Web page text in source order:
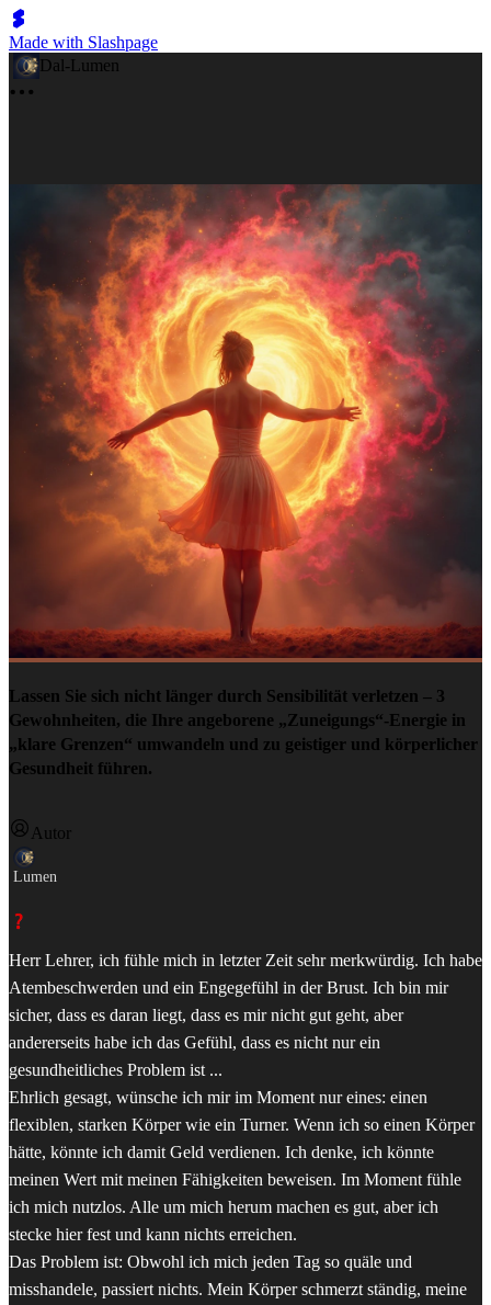
Made with Slashpage
Dal-Lumen
Lassen Sie sich nicht länger durch Sensibilität verletzen – 3
Gewohnheiten, die Ihre angeborene „Zuneigungs“-Energie in
„klare Grenzen“ umwandeln und zu geistiger und körperlicher
Gesundheit führen.
Autor
Lumen
Herr Lehrer, ich fühle mich in letzter Zeit sehr merkwürdig. Ich habe
Atembeschwerden und ein Engegefühl in der Brust. Ich bin mir
sicher, dass es daran liegt, dass es mir nicht gut geht, aber
andererseits habe ich das Gefühl, dass es nicht nur ein
gesundheitliches Problem ist ...
Ehrlich gesagt, wünsche ich mir im Moment nur eines: einen
flexiblen, starken Körper wie ein Turner. Wenn ich so einen Körper
hätte, könnte ich damit Geld verdienen. Ich denke, ich könnte
meinen Wert mit meinen Fähigkeiten beweisen. Im Moment fühle
ich mich nutzlos. Alle um mich herum machen es gut, aber ich
stecke hier fest und kann nichts erreichen.
Das Problem ist: Obwohl ich mich jeden Tag so quäle und
misshandele, passiert nichts. Mein Körper schmerzt ständig, meine